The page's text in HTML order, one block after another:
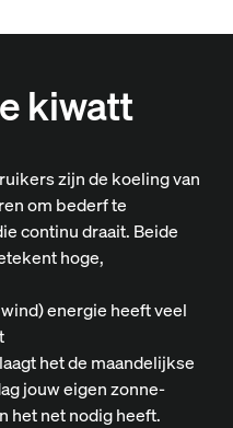
kiwatt
zijn de koeling van
om bederf te
continu draait. Beide
hoge,
energie heeft veel
het de maandelijkse
jouw eigen zonne-
het net nodig heeft.